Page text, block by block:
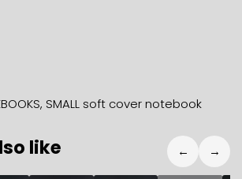
, SMALL soft cover notebook
like ← →